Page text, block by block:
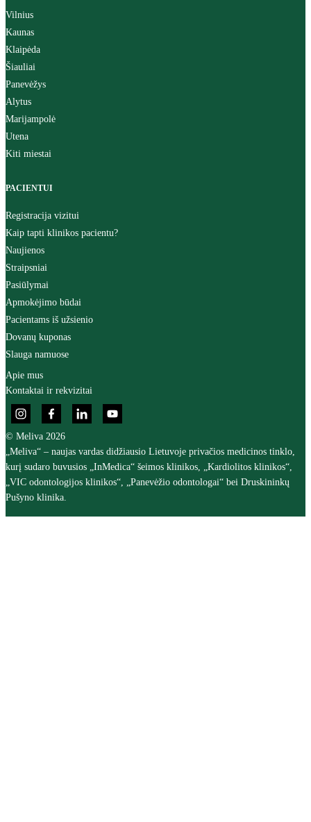
Vilnius
Kaunas
Klaipėda
Šiauliai
Panevėžys
Alytus
Marijampolė
Utena
Kiti miestai
PACIENTUI
Registracija vizitui
Kaip tapti klinikos pacientu?
Naujienos
Straipsniai
Pasiūlymai
Apmokėjimo būdai
Pacientams iš užsienio
Dovanų kuponas
Slauga namuose
Apie mus
Kontaktai ir rekvizitai
© Meliva 2026
„Meliva“ – naujas vardas didžiausio Lietuvoje privačios medicinos tinklo,
kurį sudaro buvusios „InMedica“ šeimos klinikos, „Kardiolitos klinikos“,
„VIC odontologijos klinikos“, „Panevėžio odontologai“ bei Druskininkų
Pušyno klinika.